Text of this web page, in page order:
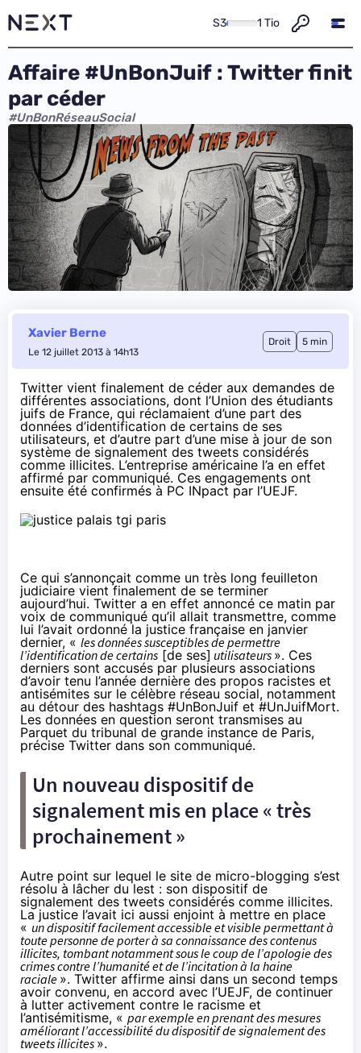
S3 1 Tio
Affaire #UnBonJuif : Twitter finit
par céder
#UnBonRéseauSocial
Xavier Berne
Le 12 juillet 2013 à 14h13
Droit 5 min
Twitter vient finalement de céder aux demandes de
différentes associations, dont l’Union des étudiants
juifs de France, qui réclamaient d’une part des
données d’identification de certains de ses
utilisateurs, et d’autre part d’une mise à jour de son
système de signalement des tweets considérés
comme illicites. L’entreprise américaine l’a en effet
affirmé par communiqué. Ces engagements ont
ensuite été confirmés à PC INpact par l’UEJF.
Ce qui s’annonçait comme un très long feuilleton
judiciaire vient finalement de se terminer
aujourd’hui. Twitter a en effet annoncé ce matin par
voix de communiqué qu’il allait transmettre, comme
lui l’avait ordonné la justice française en janvier
dernier, « les données susceptibles de permettre
l’identification de certains [de ses] utilisateurs ». Ces
derniers sont accusés par plusieurs associations
d’avoir tenu l’année dernière des propos racistes et
antisémites sur le célèbre réseau social, notamment
au détour des hashtags #UnBonJuif et #UnJuifMort.
Les données en question seront transmises au
Parquet du tribunal de grande instance de Paris,
précise Twitter dans son communiqué.
Un nouveau dispositif de
signalement mis en place « très
prochainement »
Autre point sur lequel le site de micro-blogging s’est
résolu à lâcher du lest : son dispositif de
signalement des tweets considérés comme illicites.
La justice l’avait ici aussi enjoint à mettre en place
« un dispositif facilement accessible et visible permettant à
toute personne de porter à sa connaissance des contenus
illicites, tombant notamment sous le coup de l’apologie des
crimes contre l’humanité et de l’incitation à la haine
raciale ». Twitter affirme ainsi dans un second temps
avoir convenu, en accord avec l’UEJF, de continuer
à lutter activement contre le racisme et
l’antisémitisme, « par exemple en prenant des mesures
améliorant l’accessibilité du dispositif de signalement des
tweets illicites ».